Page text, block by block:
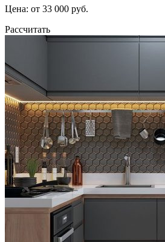
Цена: от 33 000 руб.
Рассчитать